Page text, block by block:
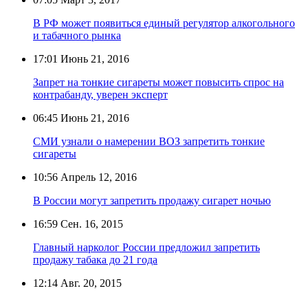
В РФ может появиться единый регулятор алкогольного
и табачного рынка
17:01 Июнь 21, 2016
Запрет на тонкие сигареты может повысить спрос на
контрабанду, уверен эксперт
06:45 Июнь 21, 2016
СМИ узнали о намерении ВОЗ запретить тонкие
сигареты
10:56 Апрель 12, 2016
В России могут запретить продажу сигарет ночью
16:59 Сен. 16, 2015
Главный нарколог России предложил запретить
продажу табака до 21 года
12:14 Авг. 20, 2015